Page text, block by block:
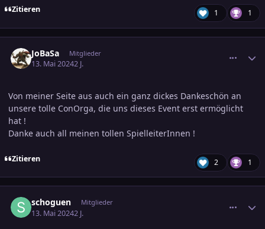
Zitieren 1 1
JoBaSa Mitglieder
13. Mai 20242 J.
Von meiner Seite aus auch ein ganz dickes Dankeschön an
unsere tolle ConOrga, die uns dieses Event erst ermöglicht
hat !
Danke auch all meinen tollen SpielleiterInnen !
Zitieren 2 1
schoguen Mitglieder
13. Mai 20242 J.